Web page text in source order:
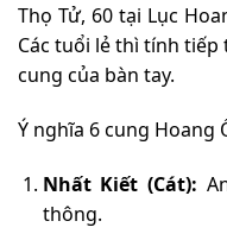
Thọ Tử, 60 tại Lục
Các tuổi lẻ thì tính
cung của bàn tay.
Ý nghĩa 6 cung Hoang
Nhất Kiết (Cát):
thông.